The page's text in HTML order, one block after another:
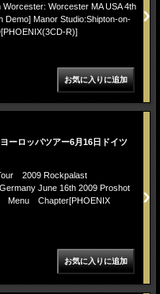
Worcester: Worcester MA USA 4th
Demo] Manor Studio:Shipton-on-
R)]
ーロッパツアー6月16日ドイツ
2009 Rockpalast
June 16th 2009 Proshot
Chapter[PHOENIX